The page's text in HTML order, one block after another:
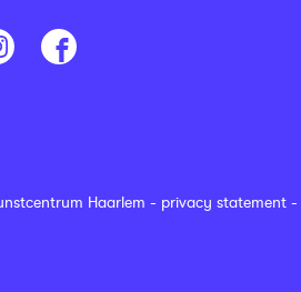
Haarlem - privacy statement -